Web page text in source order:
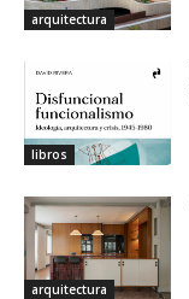
arquitectura
libros
arquitectura